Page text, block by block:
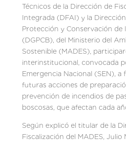
Técnicos de la Dirección de
Integrada (DFAI) y la
Protección y Conservación de
(DGPCB), del Ministerio del
Sostenible (MADES),
interinstitucional, convocada
Emergencia Nacional (SEN), a
futuras acciones de
prevención de incendios de
boscosas, que afectan cada
Según explicó el titular de la
Fiscalización del MADES, Julio